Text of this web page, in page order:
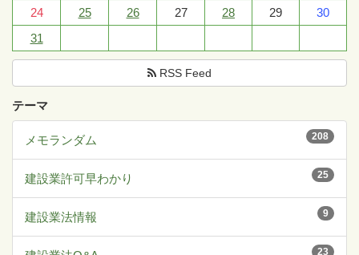
24
25 26 27 28 29
30
31
RSS Feed
テーマ
208
メモランダム
25
建設業許可早わかり
9
建設業法情報
23